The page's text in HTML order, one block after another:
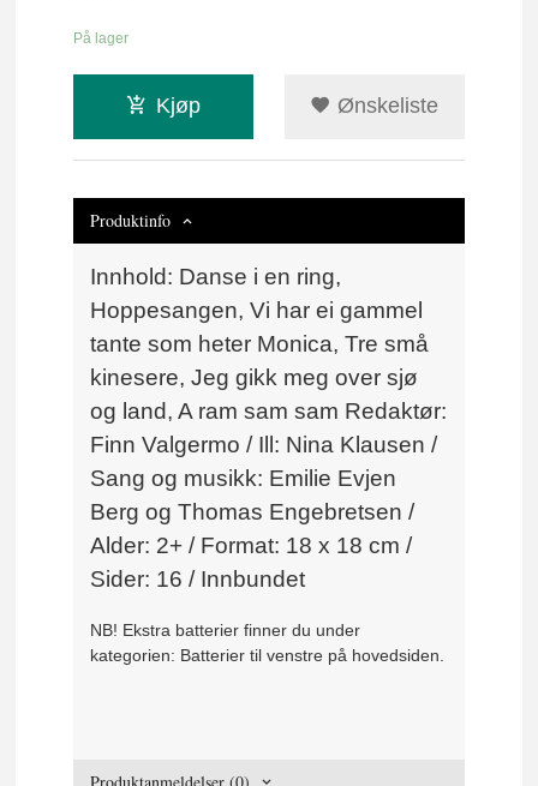
På lager
Kjøp Ønskeliste
Produktinfo
Innhold: Danse i en ring,
Hoppesangen, Vi har ei gammel
tante som heter Monica, Tre små
kinesere, Jeg gikk meg over sjø
og land, A ram sam sam Redaktør:
Finn Valgermo / Ill: Nina Klausen /
Sang og musikk: Emilie Evjen
Berg og Thomas Engebretsen /
Alder: 2+ / Format: 18 x 18 cm /
Sider: 16 / Innbundet
NB! Ekstra batterier finner du under
kategorien: Batterier til venstre på hovedsiden.